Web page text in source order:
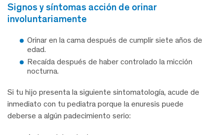
signos y síntomas acción de orinar
involuntariamente
Orinar en la cama después de cumplir siete años de
edad.
Recaída después de haber controlado la micción
nocturna.
Si tu hijo presenta la siguiente sintomatología, acude de
inmediato con tu pediatra porque la enuresis puede
deberse a algún padecimiento serio: